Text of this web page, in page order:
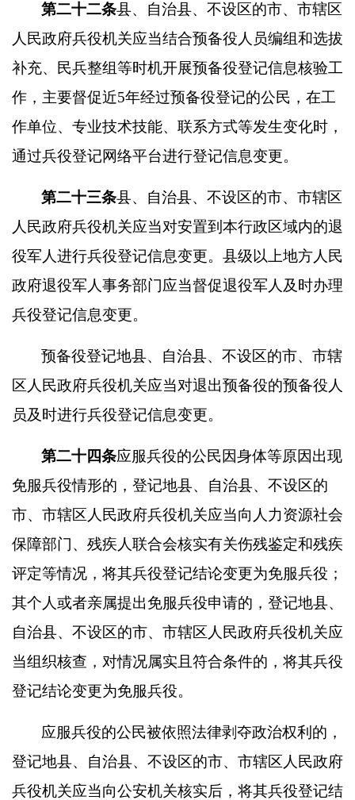
第二十二条县、自治县、不设区的市、市辖区
人民政府兵役机关应当结合预备役人员编组和选拔
补充、民兵整组等时机开展预备役登记信息核验工
作，主要督促近5年经过预备役登记的公民，在工
作单位、专业技术技能、联系方式等发生变化时，
通过兵役登记网络平台进行登记信息变更。
第二十三条县、自治县、不设区的市、市辖区
人民政府兵役机关应当对安置到本行政区域内的退
役军人进行兵役登记信息变更。县级以上地方人民
政府退役军人事务部门应当督促退役军人及时办理
兵役登记信息变更。
预备役登记地县、自治县、不设区的市、市辖
区人民政府兵役机关应当对退出预备役的预备役人
员及时进行兵役登记信息变更。
第二十四条应服兵役的公民因身体等原因出现
免服兵役情形的，登记地县、自治县、不设区的
市、市辖区人民政府兵役机关应当向人力资源社会
保障部门、残疾人联合会核实有关伤残鉴定和残疾
评定等情况，将其兵役登记结论变更为免服兵役；
其个人或者亲属提出免服兵役申请的，登记地县、
自治县、不设区的市、市辖区人民政府兵役机关应
当组织核查，对情况属实且符合条件的，将其兵役
登记结论变更为免服兵役。
应服兵役的公民被依照法律剥夺政治权利的，
登记地县、自治县、不设区的市、市辖区人民政府
兵役机关应当向公安机关核实后，将其兵役登记结